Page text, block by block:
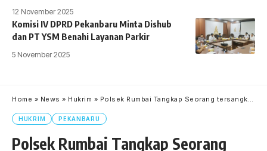
12 November 2025
Komisi IV DPRD Pekanbaru Minta Dishub
dan PT YSM Benahi Layanan Parkir
5 November 2025
Home » News » Hukrim » Polsek Rumbai Tangkap Seorang tersangka Pengeroyokan di Muara Fajar
HUKRIM PEKANBARU
Polsek Rumbai Tangkap Seorang